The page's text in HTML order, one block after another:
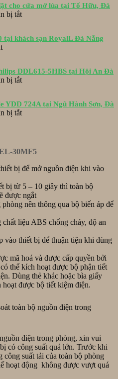
lắp
EPIC
ES-
hộp
tại
cho cửa mở lùa tại Tố Hữu, Đà
bị tắtở
DL06
cho
cửa
mở
tại
Tố
tại khách sạn RoyalL Đà Nẵng
ở
khóa
ADEL
tại
khách
sạn
DDL615-5HBS tại Hội An Đà
bị tắtở
hệ
thống
5HBS
Hội
Đà
Nẵng
YDD 724A tại Ngũ Hành Sơn, Đà
bị tắtở
vân
tay
Yale
724A
tại
Ngũ
Hành
Sơn,
Đà
Nẵng
30MF5
bị để mở nguồn điện khi vào
bị từ 5 – 10 giây thì toàn bộ
được ngắt
nên thông qua bộ biến áp để
liệu ABS chống cháy, độ an
vào thiết bị để thuận tiện khi dùng
mã hoá và được cấp quyền bởi
thể kích hoạt được bộ phận tiết
Dùng thẻ khác hoặc bìa giấy
được bộ tiết kiệm điện.
toàn bộ nguồn điện trong
điện trong phòng, xin vui
có công suất quá lớn. Trước khi
công suất tải của toàn bộ phòng
hoạt động không được vượt quá